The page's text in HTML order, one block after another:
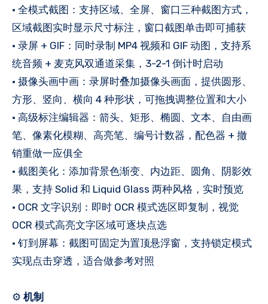
• 全模式截图：支持区域、全屏、窗口三种截图方式，
区域截图实时显示尺寸标注，窗口截图单击即可捕获
• 录屏 + GIF：同时录制 MP4 视频和 GIF 动图，支持系
统音频 + 麦克风双通道采集，3-2-1 倒计时启动
• 摄像头画中画：录屏时叠加摄像头画面，提供圆形、
方形、竖向、横向 4 种形状，可拖拽调整位置和大小
• 高级标注编辑器：箭头、矩形、椭圆、文本、自由画
笔、像素化模糊、高亮笔、编号计数器，配色器 + 撤
销重做一应俱全
• 截图美化：添加背景色渐变、内边距、圆角、阴影效
果，支持 Solid 和 Liquid Glass 两种风格，实时预览
• OCR 文字识别：即时 OCR 模式选区即复制，视觉
OCR 模式高亮文字区域可逐块点选
• 钉到屏幕：截图可固定为置顶悬浮窗，支持锁定模式
实现点击穿透，适合做参考对照
⚙️ 机制